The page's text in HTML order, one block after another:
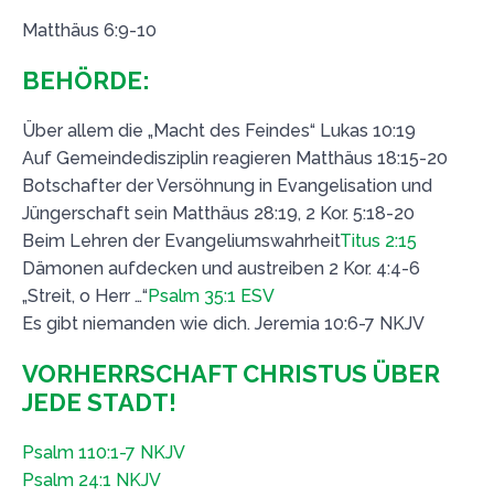
Matthäus 6:9-10
BEHÖRDE:
Über allem die „Macht des Feindes“ Lukas 10:19
Auf Gemeindedisziplin reagieren Matthäus 18:15-20
Botschafter der Versöhnung in Evangelisation und
Jüngerschaft sein Matthäus 28:19, 2 Kor. 5:18-20
Beim Lehren der EvangeliumswahrheitTitus 2:15
Dämonen aufdecken und austreiben 2 Kor. 4:4-6
„Streit, o Herr …“Psalm 35:1 ESV
Es gibt niemanden wie dich. Jeremia 10:6-7 NKJV
VORHERRSCHAFT CHRISTUS ÜBER
JEDE STADT!
Psalm 110:1-7 NKJV
Psalm 24:1 NKJV